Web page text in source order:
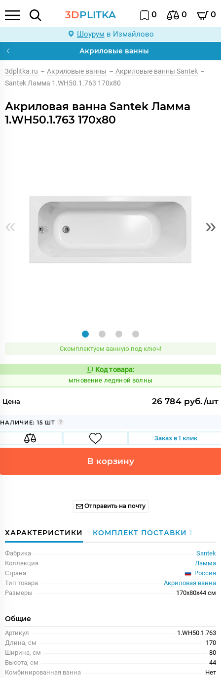
3DPLITKA 0 0 0
Шоурум в Измайлово
Акриловые ванны
3dplitka.ru – Акриловые ванны – Акриловые ванны Santek –
Santek Ламма 1.WH50.1.763 170х80
Акриловая ванна Santek Ламма
1.WH50.1.763 170х80
« »
Скомплектуем ванную под ключ!
Код:
943137
Код товара:
мгновение ледяной волны
Цена 26 784 руб./шт
НАЛИЧИЕ: 15 ШТ
Заказ в 1 клик
В корзину
Отправить на почту
ХАРАКТЕРИСТИКИ КОМПЛЕКТ ПОСТАВКИ 1
Фабрика
Santek
Коллекция
Ламма
Страна
Россия
Тип товара
Акриловая ванна
Размеры
170x80x44 см
Общие
Артикул
1.WH50.1.763
Длина, см
170
Ширина, см
80
Высота, см
44
Комбинированная ванна
Нет